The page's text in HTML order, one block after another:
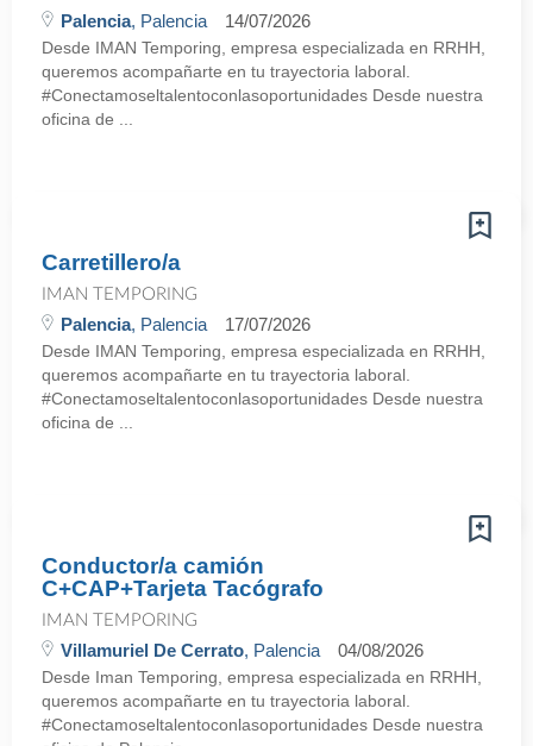
Palencia, Palencia 14/07/2026
Desde IMAN Temporing, empresa especializada en RRHH,
queremos acompañarte en tu trayectoria laboral.
#Conectamoseltalentoconlasoportunidades Desde nuestra
oficina de ...
Carretillero/a
IMAN TEMPORING
Palencia, Palencia 17/07/2026
Desde IMAN Temporing, empresa especializada en RRHH,
queremos acompañarte en tu trayectoria laboral.
#Conectamoseltalentoconlasoportunidades Desde nuestra
oficina de ...
Conductor/a camión
C+CAP+Tarjeta Tacógrafo
IMAN TEMPORING
Villamuriel De Cerrato, Palencia 04/08/2026
Desde Iman Temporing, empresa especializada en RRHH,
queremos acompañarte en tu trayectoria laboral.
#Conectamoseltalentoconlasoportunidades Desde nuestra